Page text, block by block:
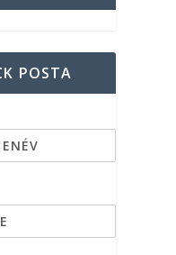
POSTA